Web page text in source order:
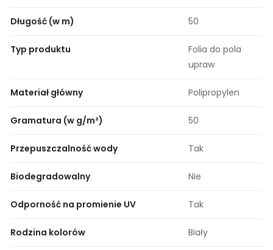
Długość (w m) 50
Typ produktu
Folia do pola
upraw
Materiał główny Polipropylen
Gramatura (w g/m²) 50
Przepuszczalność wody Tak
Biodegradowalny Nie
Odporność na promienie UV Tak
Rodzina kolorów Biały